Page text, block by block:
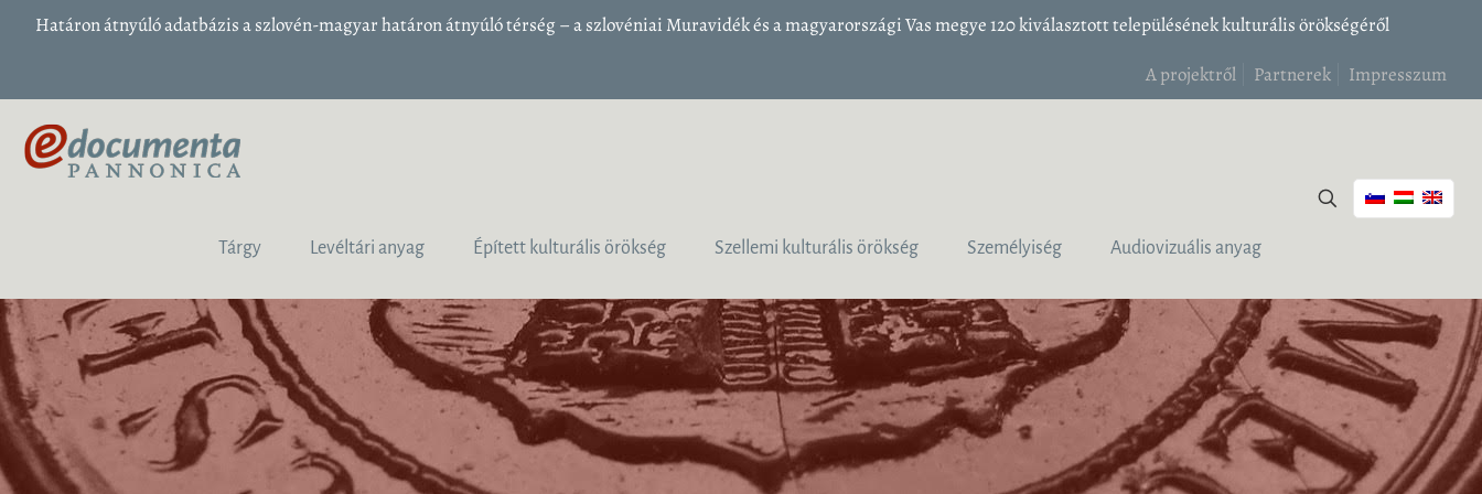
Határon átnyúló adatbázis a szlovén-magyar határon átnyúló térség – a szlovéniai Muravidék és a magyarországi Vas megye 120 kiválasztott településének kulturális örökségéről
A projektről
Partnerek Impresszum
Tárgy Levéltári anyag Épített kulturális örökség Szellemi kulturális örökség Személyiség Audiovizuális anyag